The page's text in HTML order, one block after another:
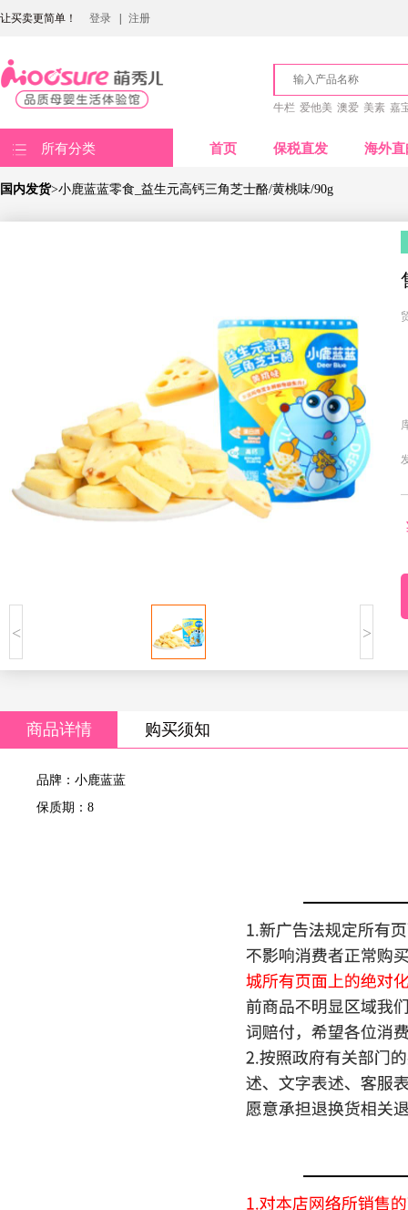
让买卖更简单！ 登录 注册
牛栏 爱他美 澳爱 美素 嘉
所有分类 首页 保税直发 海外直
国内发货>小鹿蓝蓝零食_益生元高钙三角芝士酪/黄桃味/90g
< >
商品详情 购买须知
品牌：小鹿蓝蓝
保质期：8